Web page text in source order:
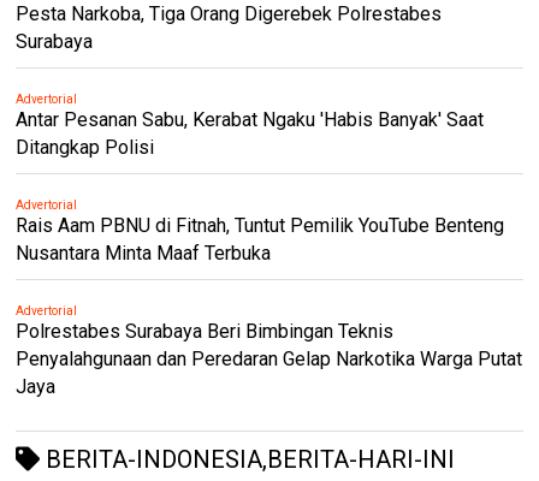
Pesta Narkoba, Tiga Orang Digerebek Polrestabes
Surabaya
Advertorial
Antar Pesanan Sabu, Kerabat Ngaku 'Habis Banyak' Saat
Ditangkap Polisi
Advertorial
Rais Aam PBNU di Fitnah, Tuntut Pemilik YouTube Benteng
Nusantara Minta Maaf Terbuka
Advertorial
Polrestabes Surabaya Beri Bimbingan Teknis
Penyalahgunaan dan Peredaran Gelap Narkotika Warga Putat
Jaya
BERITA-INDONESIA,BERITA-HARI-INI